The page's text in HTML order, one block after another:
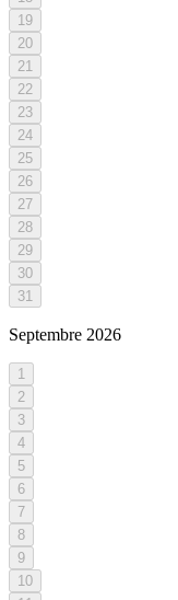
19
20
21
22
23
24
25
26
27
28
29
30
31
Septembre 2026
1
2
3
4
5
6
7
8
9
10